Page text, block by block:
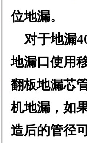
位地漏。
对于地漏
地漏口使用
翻板地漏芯
机地漏，如
造后的管径